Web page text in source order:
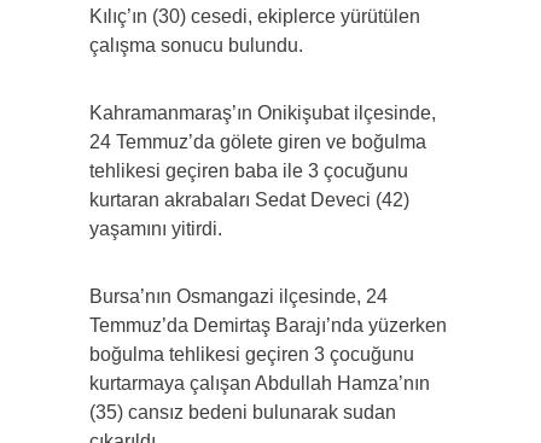
Kılıç’ın (30) cesedi, ekiplerce yürütülen
çalışma sonucu bulundu.
Kahramanmaraş’ın Onikişubat ilçesinde,
24 Temmuz’da gölete giren ve boğulma
tehlikesi geçiren baba ile 3 çocuğunu
kurtaran akrabaları Sedat Deveci (42)
yaşamını yitirdi.
Bursa’nın Osmangazi ilçesinde, 24
Temmuz’da Demirtaş Barajı’nda yüzerken
boğulma tehlikesi geçiren 3 çocuğunu
kurtarmaya çalışan Abdullah Hamza’nın
(35) cansız bedeni bulunarak sudan